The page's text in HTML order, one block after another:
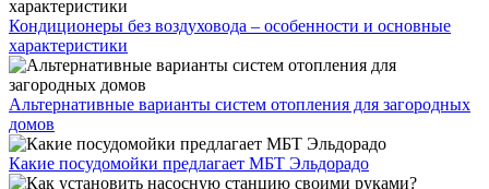
Кондиционеры без воздуховода – особенности и основные
характеристики
Альтернативные варианты систем отопления для загородных
домов
Какие посудомойки предлагает МБТ Эльдорадо